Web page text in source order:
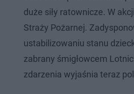
duże siły ratownicze. W
Straży Pożarnej.
ustabilizowaniu stanu
zabrany śmigłowcem
zdarzenia wyjaśnia teraz